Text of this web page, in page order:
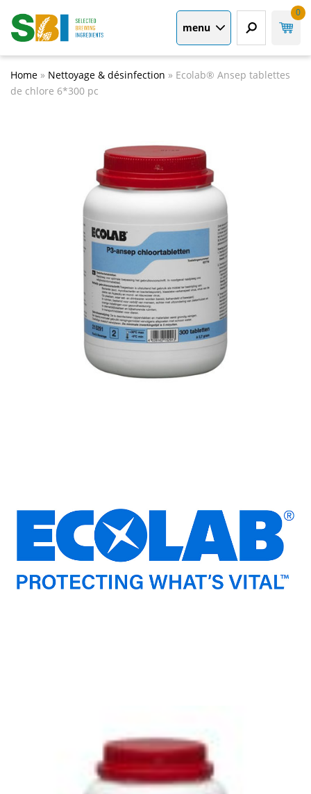
menu
0
Home » Nettoyage & désinfection » Ecolab® Ansep tablettes
de chlore 6*300 pc